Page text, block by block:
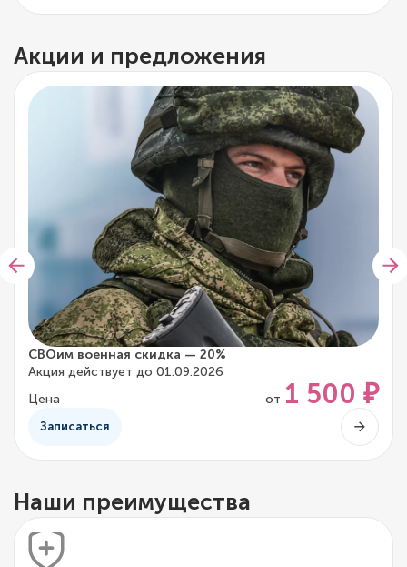
Акции и предложения
СВОим военная скидка — 20%
Акция действует до 01.09.2026
Цена
от 1 500 ₽
Записаться
Наши преимущества